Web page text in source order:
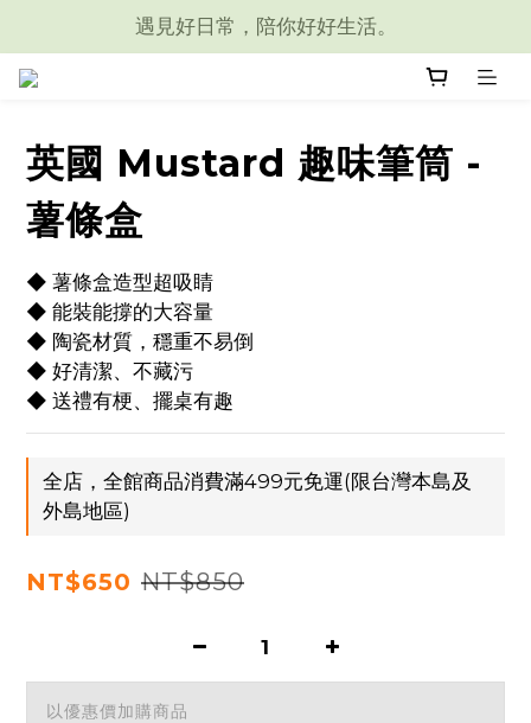
遇見好日常，陪你好好生活。
英國 Mustard 趣味筆筒 -
薯條盒
◆ 薯條盒造型超吸睛
◆ 能裝能撐的大容量
◆ 陶瓷材質，穩重不易倒
◆ 好清潔、不藏污
◆ 送禮有梗、擺桌有趣
全店，全館商品消費滿499元免運(限台灣本島及
外島地區)
NT$650 NT$850
以優惠價加購商品